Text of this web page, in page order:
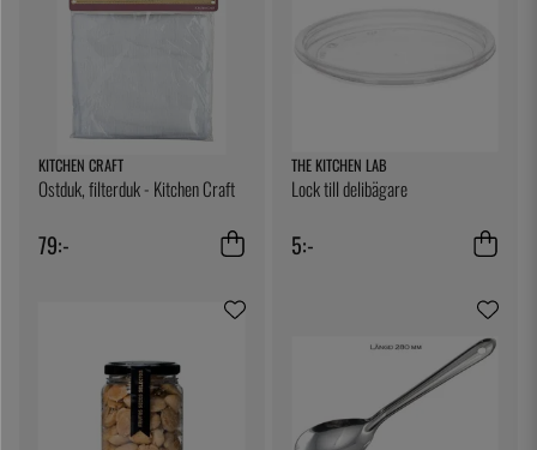
KITCHEN CRAFT
Ostduk, filterduk - Kitchen Craft
79:-
THE KITCHEN LAB
Lock till delibägare
5:-